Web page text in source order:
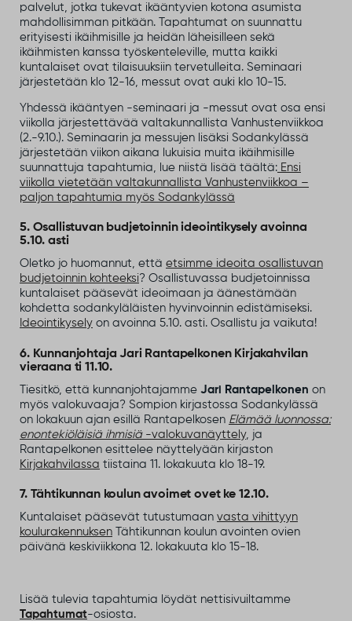
palvelut, jotka tukevat ikääntyvien kotona asumista
mahdollisimman pitkään. Tapahtumat on suunnattu
erityisesti ikäihmisille ja heidän läheisilleen sekä
ikäihmisten kanssa työskenteleville, mutta kaikki
kuntalaiset ovat tilaisuuksiin tervetulleita. Seminaari
järjestetään klo 12-16, messut ovat auki klo 10-15.
Yhdessä ikääntyen -seminaari ja -messut ovat osa ensi
viikolla järjestettävää valtakunnallista Vanhustenviikkoa
(2.-9.10.). Seminaarin ja messujen lisäksi Sodankylässä
järjestetään viikon aikana lukuisia muita ikäihmisille
suunnattuja tapahtumia, lue niistä lisää täältä: Ensi
viikolla vietetään valtakunnallista Vanhustenviikkoa –
paljon tapahtumia myös Sodankylässä
5. Osallistuvan budjetoinnin ideointikysely avoinna
5.10. asti
Oletko jo huomannut, että etsimme ideoita osallistuvan
budjetoinnin kohteeksi? Osallistuvassa budjetoinnissa
kuntalaiset pääsevät ideoimaan ja äänestämään
kohdetta sodankyläläisten hyvinvoinnin edistämiseksi.
Ideointikysely on avoinna 5.10. asti. Osallistu ja vaikuta!
6. Kunnanjohtaja Jari Rantapelkonen Kirjakahvilan
vieraana ti 11.10.
Tiesitkö, että kunnanjohtajamme Jari Rantapelkonen on
myös valokuvaaja? Sompion kirjastossa Sodankylässä
on lokakuun ajan esillä Rantapelkosen Elämää luonnossa:
enontekiöläisiä ihmisiä-valokuvanäyttely, ja
Rantapelkonen esittelee näyttelyään kirjaston
Kirjakahvilassa tiistaina 11. lokakuuta klo 18-19.
7. Tähtikunnan koulun avoimet ovet ke 12.10.
Kuntalaiset pääsevät tutustumaan vasta vihittyyn
koulurakennuksen Tähtikunnan koulun avointen ovien
päivänä keskiviikkona 12. lokakuuta klo 15-18.
Lisää tulevia tapahtumia löydät nettisivuiltamme
Tapahtumat-osiosta.